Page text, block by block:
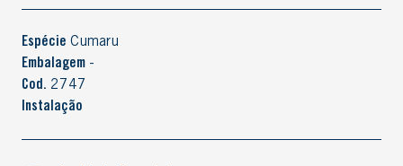
Espécie Cumaru
Embalagem -
Cod. 2747
Instalação